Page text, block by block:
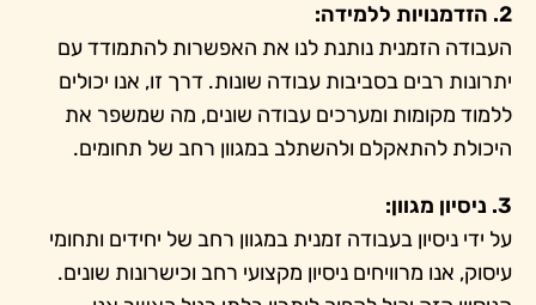
2. הזדמנויות ללמידה:
העבודה הזמנית נותנת לנו את האפשרות להתמודד עם
יתרונות רבים בסביבות עבודה שונות. דרך זו, אנו יכולים
ללמוד מקומות ומערכים עבודה שונים, מה שמשפר את
היכולת להתאקלם ולהשתלב במגוון רחב של תחומים.
3. ניסיון מגוון:
על ידי ניסיון בעבודה זמנית במגוון רחב של יחידים ותחומי
עיסוק, אנו מרוויחים ניסיון מקצועי רחב וכישרונות שונים.